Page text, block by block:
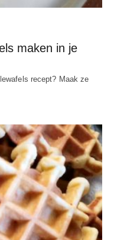
maken in je
recept? Maak ze